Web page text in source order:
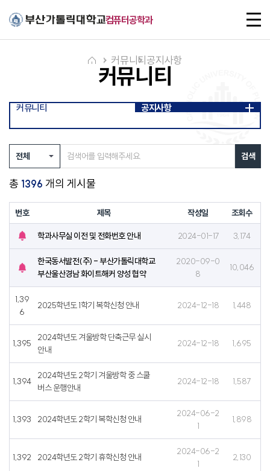
컴퓨터공학과
전
체
메
커뮤니티
커뮤니티 공지사항
커뮤니티 공지사항
검색
총 1396 개의 게시물
번호 제목 작성일 조회수
공
지
아
이
콘
학과사무실 이전 및 전화번호 안내 2024-01-17 3,174
공
아
이
한국동서발전(주) - 부산가톨릭대학교
부산울산경남 화이트해커 양성 협약
2020-09-0
8
10,046
1,39
6
2025학년도 1학기 복학신청 안내 2024-12-18 1,448
1,395
2024학년도 겨울방학 단축근무 실시
안내
2024-12-18 1,695
1,394
2024학년도 2학기 겨울방학 중 스쿨
버스 운행안내
2024-12-18 1,587
1,393 2024학년도 2학기 복학신청 안내
2024-06-2
1
1,898
1,392 2024학년도 2학기 휴학신청 안내
2024-06-2
1
2,130